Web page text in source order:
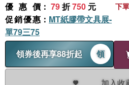
優惠價 ： 79折750 元
促銷優惠 ： MT紙膠帶文具展-
單79三75
領券後再享88折起
領
加入收
下